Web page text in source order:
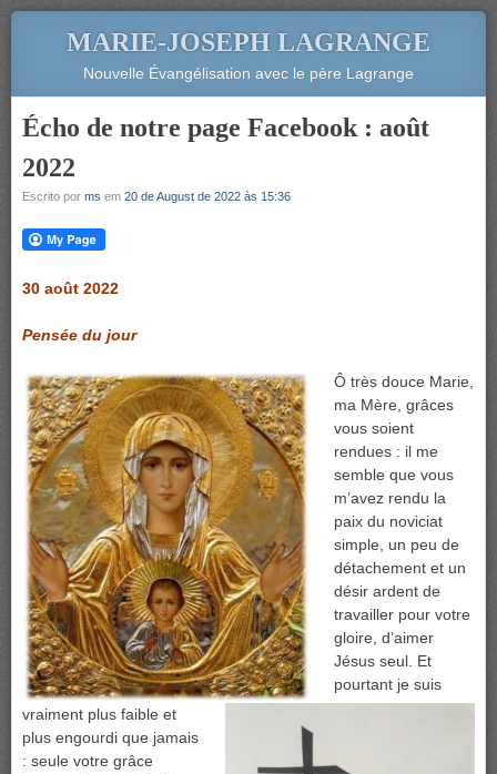
MARIE-JOSEPH LAGRANGE
Nouvelle Évangélisation avec le père Lagrange
Écho de notre page Facebook : août
2022
Escrito por ms em 20 de August de 2022 às 15:36
30 août 2022
Pensée du jour
Ô très douce Marie,
ma Mère, grâces
vous soient
rendues : il me
semble que vous
m’avez rendu la
paix du noviciat
simple, un peu de
détachement et un
désir ardent de
travailler pour votre
gloire, d’aimer
Jésus seul. Et
pourtant je suis
vraiment plus faible et
plus engourdi que jamais
: seule votre grâce